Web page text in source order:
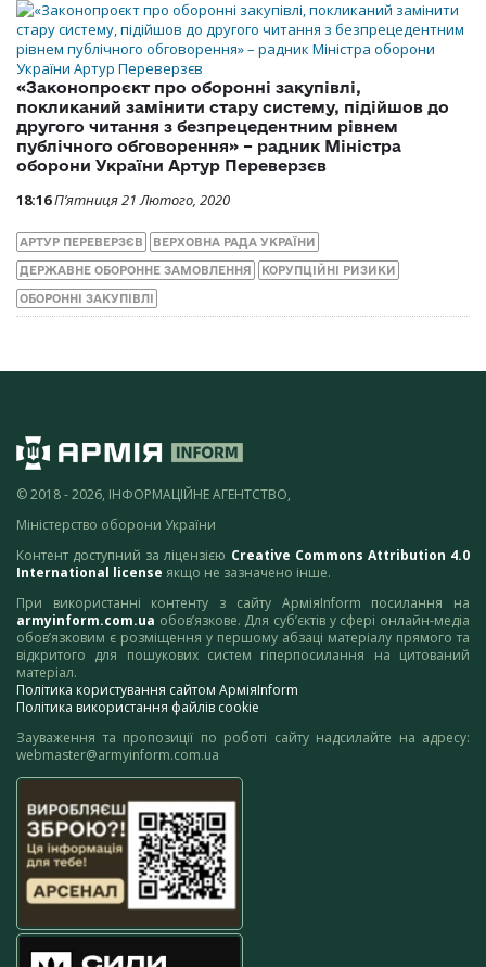
«Законопроєкт про оборонні закупівлі,
покликаний замінити стару систему, підійшов до
другого читання з безпрецедентним рівнем
публічного обговорення» – радник Міністра
оборони України Артур Переверзєв
18:16П’ятниця 21 Лютого, 2020
АРТУР ПЕРЕВЕРЗЄВ ВЕРХОВНА РАДА УКРАЇНИ
ДЕРЖАВНЕ ОБОРОННЕ ЗАМОВЛЕННЯ КОРУПЦІЙНІ РИЗИКИ
ОБОРОННІ ЗАКУПІВЛІ
© 2018 - 2026, ІНФОРМАЦІЙНЕ АГЕНТСТВО,
Міністерство оборони України
Контент доступний за ліцензією Creative Commons Attribution 4.0
International license якщо не зазначено інше.
При використанні контенту з сайту АрміяInform посилання на
armyinform.com.ua обов’язкове. Для суб’єктів у сфері онлайн-медіа
обов’язковим є розміщення у першому абзаці матеріалу прямого та
відкритого для пошукових систем гіперпосилання на цитований
матеріал.
Політика користування сайтом АрміяInform
Політика використання файлів cookie
Зауваження та пропозиції по роботі сайту надсилайте на адресу:
webmaster@armyinform.com.ua